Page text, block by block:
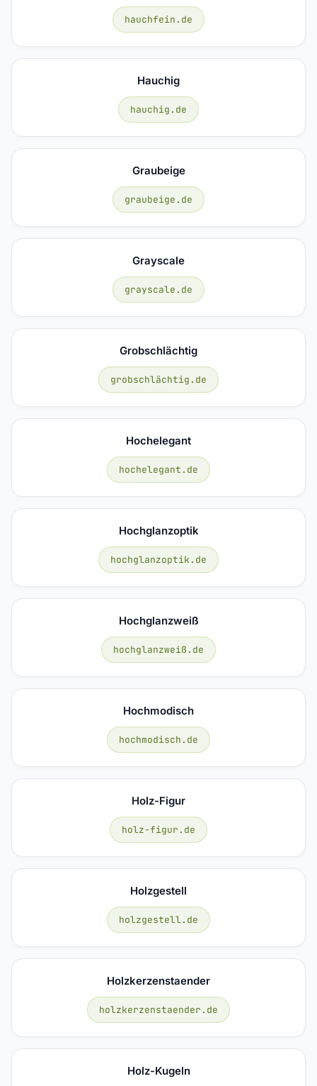
hauchfein.de
Hauchig
hauchig.de
Graubeige
graubeige.de
Grayscale
grayscale.de
Grobschlächtig
grobschlächtig.de
Hochelegant
hochelegant.de
Hochglanzoptik
hochglanzoptik.de
Hochglanzweiß
hochglanzweiß.de
Hochmodisch
hochmodisch.de
Holz-Figur
holz-figur.de
Holzgestell
holzgestell.de
Holzkerzenstaender
holzkerzenstaender.de
Holz-Kugeln